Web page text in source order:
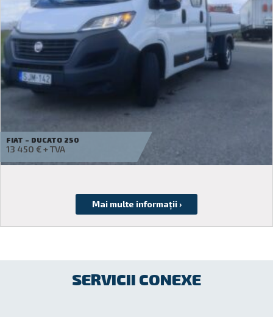
IVECO – DAILY 35S16B
Cereți o ofertă
SERVICII CONEXE